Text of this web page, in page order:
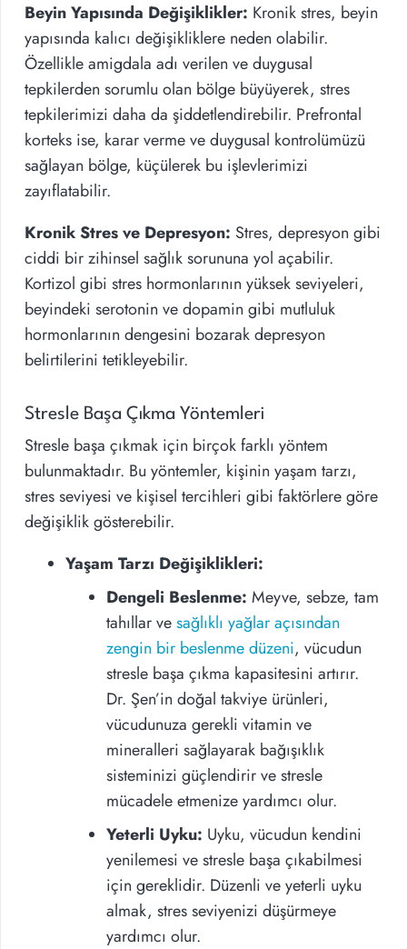
Beyin Yapısında Değişiklikler: Kronik stres, beyin
yapısında kalıcı değişikliklere neden olabilir.
Özellikle amigdala adı verilen ve duygusal
tepkilerden sorumlu olan bölge büyüyerek, stres
tepkilerimizi daha da şiddetlendirebilir. Prefrontal
korteks ise, karar verme ve duygusal kontrolümüzü
sağlayan bölge, küçülerek bu işlevlerimizi
zayıflatabilir.
Kronik Stres ve Depresyon: Stres, depresyon gibi
ciddi bir zihinsel sağlık sorununa yol açabilir.
Kortizol gibi stres hormonlarının yüksek seviyeleri,
beyindeki serotonin ve dopamin gibi mutluluk
hormonlarının dengesini bozarak depresyon
belirtilerini tetikleyebilir.
Stresle Başa Çıkma Yöntemleri
Stresle başa çıkmak için birçok farklı yöntem
bulunmaktadır. Bu yöntemler, kişinin yaşam tarzı,
stres seviyesi ve kişisel tercihleri gibi faktörlere göre
değişiklik gösterebilir.
Yaşam Tarzı Değişiklikleri:
Dengeli Beslenme: Meyve, sebze, tam
tahıllar vesağlıklı yağlar açısından
zengin bir beslenme düzeni, vücudun
stresle başa çıkma kapasitesini artırır.
Dr. Şen’in doğal takviye ürünleri,
vücudunuza gerekli vitamin ve
mineralleri sağlayarak bağışıklık
sisteminizi güçlendirir ve stresle
mücadele etmenize yardımcı olur.
Yeterli Uyku: Uyku, vücudun kendini
yenilemesi ve stresle başa çıkabilmesi
için gereklidir. Düzenli ve yeterli uyku
almak, stres seviyenizi düşürmeye
yardımcı olur.